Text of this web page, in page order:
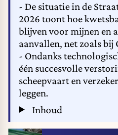
- De situatie in de
2026 toont hoe
blijven voor mijnen en
aanvallen, net zoals bij
- Ondanks
één succesvolle
scheepvaart en
leggen.
Inhoud